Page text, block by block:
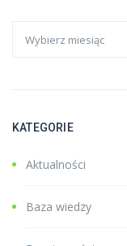
KATEGORIE
Aktualności
Baza wiedzy